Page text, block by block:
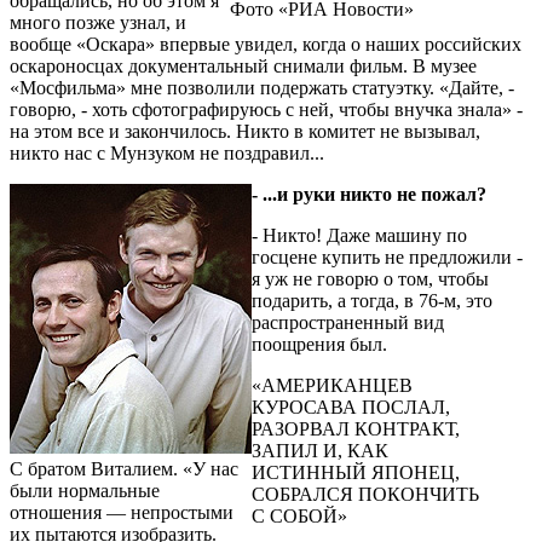
Фото «РИА Новости»
много позже узнал, и
вообще «Оскара» впервые увидел, когда о наших российских
оскароносцах документальный снимали фильм. В музее
«Мосфильма» мне позволили подержать статуэтку. «Дайте, -
говорю, - хоть сфотографируюсь с ней, чтобы внучка знала» -
на этом все и закончилось. Никто в комитет не вызывал,
никто нас с Мунзуком не поздравил...
С братом Виталием. «У нас
были нормальные
отношения — непростыми
их пытаются изобразить.
- ...и руки никто не пожал?
- Никто! Даже машину по
госцене купить не предложили -
я уж не говорю о том, чтобы
подарить, а тогда, в 76-м, это
распространенный вид
поощрения был.
«АМЕРИКАНЦЕВ
КУРОСАВА ПОСЛАЛ,
РАЗОРВАЛ КОНТРАКТ,
ЗАПИЛ И, КАК
ИСТИННЫЙ ЯПОНЕЦ,
СОБРАЛСЯ ПОКОНЧИТЬ
С СОБОЙ»